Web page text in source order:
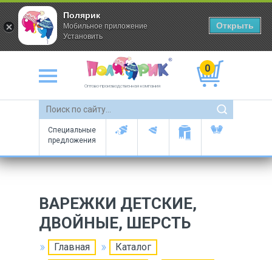
Оптово-производственная компания
0
Специальные
предложения
ВАРЕЖКИ ДЕТСКИЕ,
ДВОЙНЫЕ, ШЕРСТЬ
Главная
Каталог
Полярик
Мобильное приложение
Установить
Открыть